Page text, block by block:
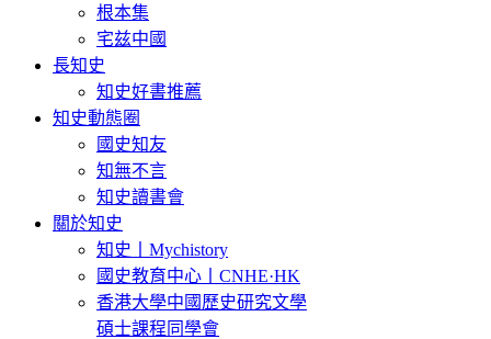
根本集
宅兹中國
長知史
知史好書推薦
知史動態圈
國史知友
知無不言
知史讀書會
關於知史
知史丨Mychistory
國史教育中心丨CNHE·HK
香港大學中國歷史研究文學
碩士課程同學會